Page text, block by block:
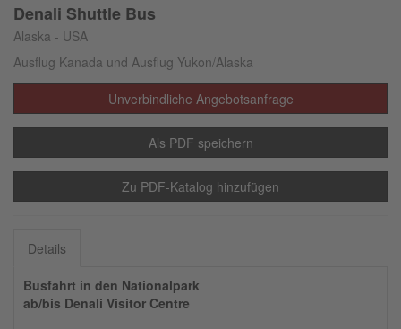
Denali Shuttle Bus
Alaska - USA
Ausflug Kanada und Ausflug Yukon/Alaska
Unverbindliche Angebotsanfrage
Als PDF speichern
Zu PDF-Katalog hinzufügen
Details
Busfahrt in den Nationalpark
ab/bis Denali Visitor Centre